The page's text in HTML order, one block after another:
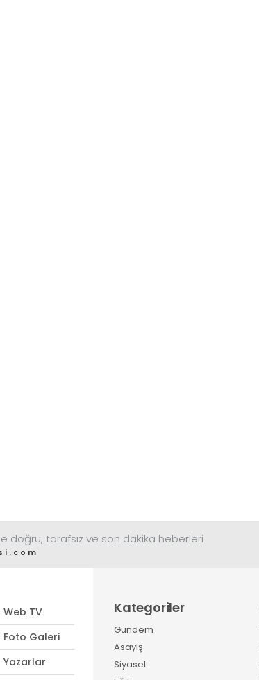
doğru, tarafsız ve son dakika heberleri
Web TV
Foto Galeri
Yazarlar
Kategoriler
Gündem
Asayiş
Siyaset